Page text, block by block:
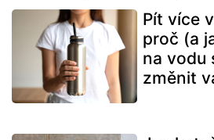
Pít více
proč (a
na vodu
změnit